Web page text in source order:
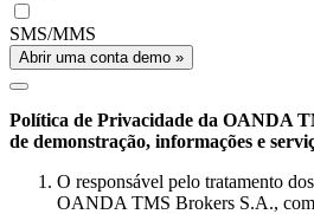
SMS/MMS
Abrir uma conta demo »
Política de Privacidade da OANDA
de demonstração, informações e
O responsável pelo tratamento
OANDA TMS Brokers S.A., com